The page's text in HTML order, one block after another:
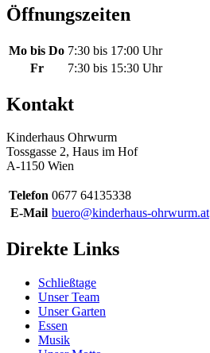
Öffnungszeiten
Mo bis Do 7:30 bis 17:00 Uhr
Fr
7:30 bis 15:30 Uhr
Kontakt
Kinderhaus Ohrwurm
Tossgasse 2, Haus im Hof
A-1150 Wien
Telefon 0677 64135338
E-Mail buero@kinderhaus-ohrwurm.at
Direkte Links
Schließtage
Unser Team
Unser Garten
Essen
Musik